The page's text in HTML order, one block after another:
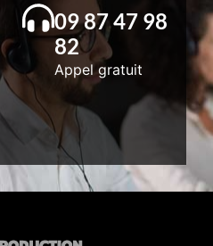
09 87 47 98
82
Appel gratuit